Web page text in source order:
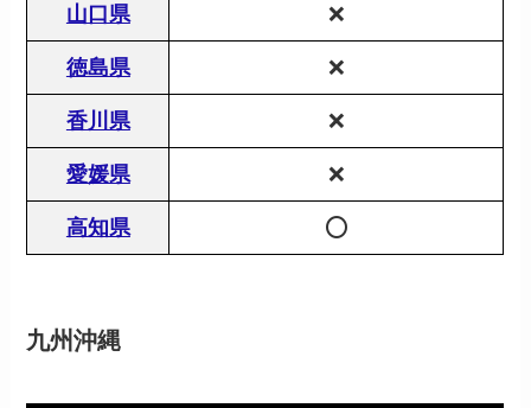
山口県 ❌
徳島県 ❌
香川県 ❌
愛媛県 ❌
高知県 ⭕️
九州沖縄